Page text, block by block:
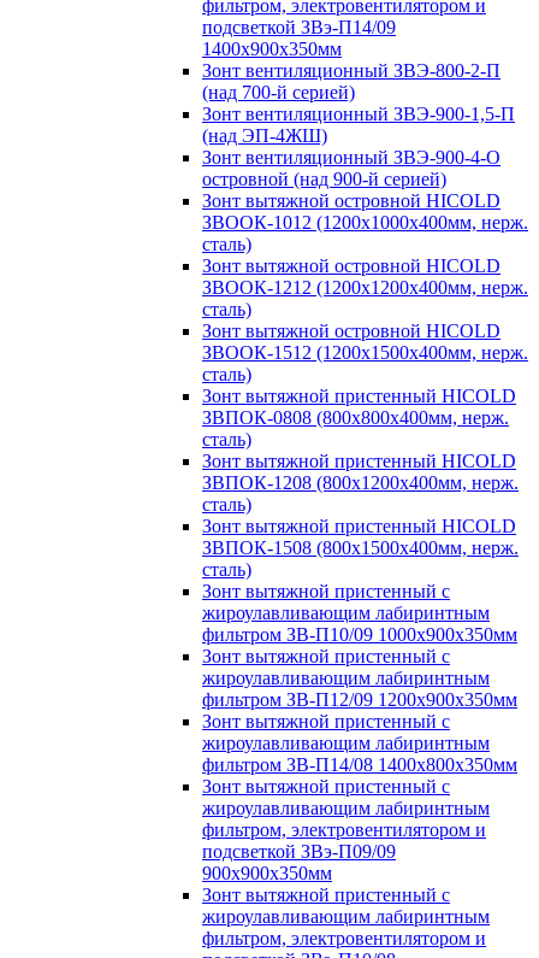
фильтром, электровентилятором и
подсветкой ЗВэ-П14/09
1400х900х350мм
Зонт вентиляционный ЗВЭ-800-2-П
(над 700-й серией)
Зонт вентиляционный ЗВЭ-900-1,5-П
(над ЭП-4ЖШ)
Зонт вентиляционный ЗВЭ-900-4-О
островной (над 900-й серией)
Зонт вытяжной островной HICOLD
ЗВООК-1012 (1200х1000х400мм, нерж.
сталь)
Зонт вытяжной островной HICOLD
ЗВООК-1212 (1200x1200x400мм, нерж.
сталь)
Зонт вытяжной островной HICOLD
ЗВООК-1512 (1200х1500х400мм, нерж.
сталь)
Зонт вытяжной пристенный HICOLD
ЗВПОК-0808 (800х800х400мм, нерж.
сталь)
Зонт вытяжной пристенный HICOLD
ЗВПОК-1208 (800х1200х400мм, нерж.
сталь)
Зонт вытяжной пристенный HICOLD
ЗВПОК-1508 (800х1500х400мм, нерж.
сталь)
Зонт вытяжной пристенный с
жироулавливающим лабиринтным
фильтром ЗВ-П10/09 1000х900х350мм
Зонт вытяжной пристенный с
жироулавливающим лабиринтным
фильтром ЗВ-П12/09 1200х900х350мм
Зонт вытяжной пристенный с
жироулавливающим лабиринтным
фильтром ЗВ-П14/08 1400х800х350мм
Зонт вытяжной пристенный с
жироулавливающим лабиринтным
фильтром, электровентилятором и
подсветкой ЗВэ-П09/09
900х900х350мм
Зонт вытяжной пристенный с
жироулавливающим лабиринтным
фильтром, электровентилятором и